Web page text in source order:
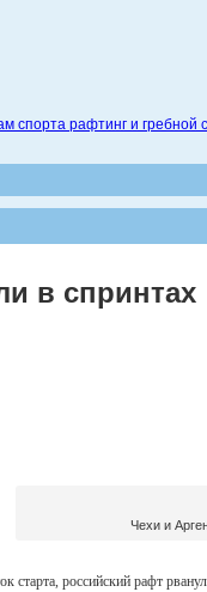
спорта рафтинг и гребной
в спринтах
Чехи и
российский рафт